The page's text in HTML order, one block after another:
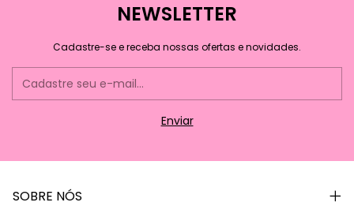
NEWSLETTER
Cadastre-se e receba nossas ofertas e novidades.
SOBRE NÓS